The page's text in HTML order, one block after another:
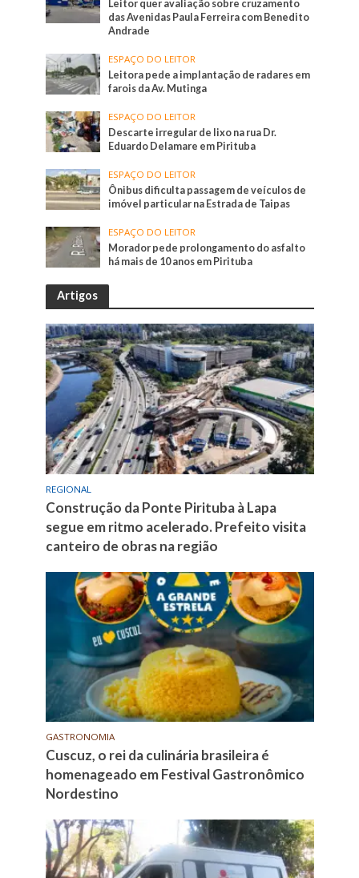
Leitor quer avaliação sobre cruzamento
das Avenidas Paula Ferreira com Benedito
Andrade
ESPAÇO DO LEITOR
Leitora pede a implantação de radares em
farois da Av. Mutinga
ESPAÇO DO LEITOR
Descarte irregular de lixo na rua Dr.
Eduardo Delamare em Pirituba
ESPAÇO DO LEITOR
Ônibus dificulta passagem de veículos de
imóvel particular na Estrada de Taipas
ESPAÇO DO LEITOR
Morador pede prolongamento do asfalto
há mais de 10 anos em Pirituba
Artigos
REGIONAL
Construção da Ponte Pirituba à Lapa
segue em ritmo acelerado. Prefeito visita
canteiro de obras na região
GASTRONOMIA
Cuscuz, o rei da culinária brasileira é
homenageado em Festival Gastronômico
Nordestino